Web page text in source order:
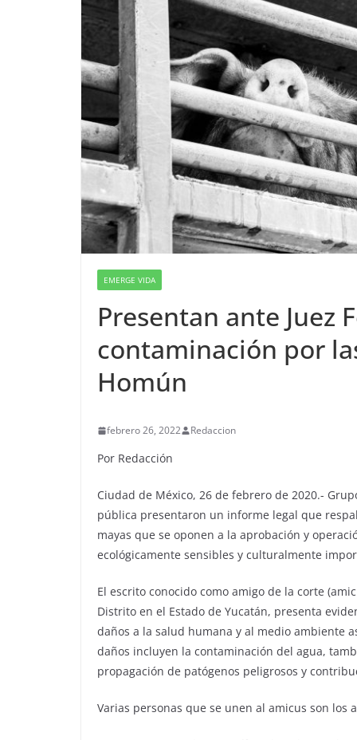
EMERGE VIDA
Presentan ante Juez
contaminación por
Homún
febrero 26, 2022 Redaccion
Por Redacción
Ciudad de México, 26 de febrero de 2020.-
pública presentaron un informe legal que
mayas que se oponen a la aprobación y
ecológicamente sensibles y culturalmente
El escrito conocido como amigo de la corte
Distrito en el Estado de Yucatán, presenta
daños a la salud humana y al medio ambiente
daños incluyen la contaminación del agua,
propagación de patógenos peligrosos y
Varias personas que se unen al amicus son